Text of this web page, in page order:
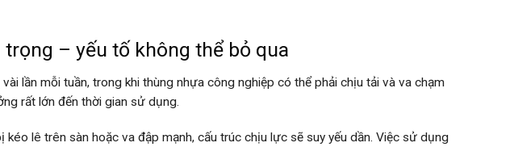
– yếu tố không thể bỏ qua
lần mỗi tuần, trong khi thùng nhựa công nghiệp có thể phải chịu tải và va chạm
rất lớn đến thời gian sử dụng.
lê trên sàn hoặc va đập mạnh, cấu trúc chịu lực sẽ suy yếu dần. Việc sử dụng